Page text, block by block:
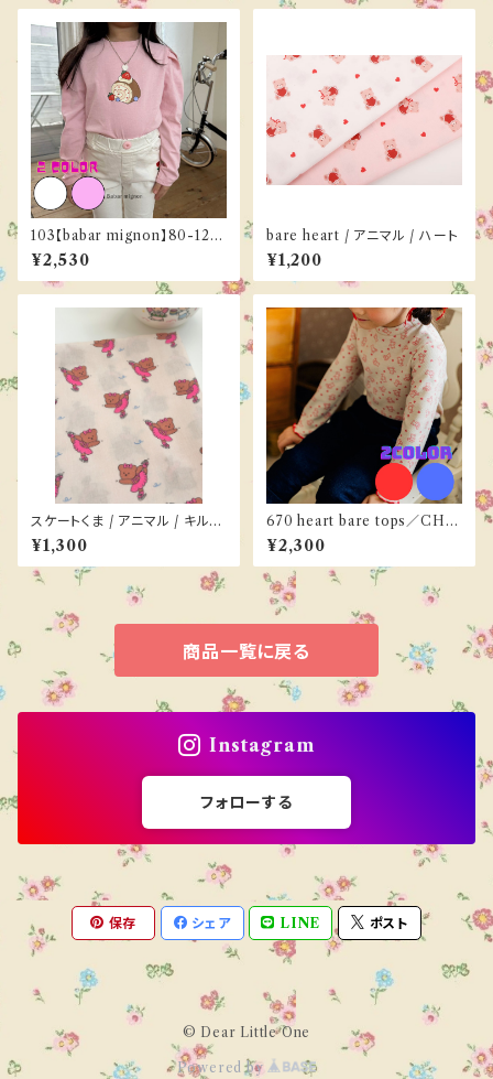
103【babar mignon】80-120
cm《ご予約／３月下旬お届け》
¥2,530
bare heart / アニマル / ハート
¥1,200
スケートくま / アニマル / キルテ
ィング
¥1,300
670 heart bare tops／CHO
UCHOU SHASHA 90-130c
m《ご予約／９月下旬お届け》
¥2,300
商品一覧に戻る
Instagram
フォローする
保存 シェア LINE ポスト
© Dear Little One
Powered by